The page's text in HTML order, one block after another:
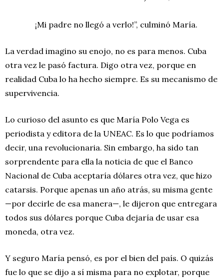
¡Mi padre no llegó a verlo!”, culminó María.
La verdad imagino su enojo, no es para menos. Cuba
otra vez le pasó factura. Digo otra vez, porque en
realidad Cuba lo ha hecho siempre. Es su mecanismo de
supervivencia.
Lo curioso del asunto es que María Polo Vega es
periodista y editora de la UNEAC. Es lo que podríamos
decir, una revolucionaria. Sin embargo, ha sido tan
sorprendente para ella la noticia de que el Banco
Nacional de Cuba aceptaría dólares otra vez, que hizo
catarsis. Porque apenas un año atrás, su misma gente
—por decirle de esa manera—, le dijeron que entregara
todos sus dólares porque Cuba dejaría de usar esa
moneda, otra vez.
Y seguro María pensó, es por el bien del país. O quizás
fue lo que se dijo a sí misma para no explotar, porque